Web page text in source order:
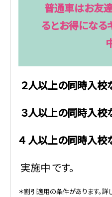
普通車はお友
るとお得になる
２人以上の同時入校
３人以上の同時入校
４人以上の同時入校
実施中です。
＊割引適用の条件があります。